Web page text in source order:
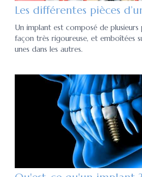
Les différentes pièces
Un implant est composé de plusieurs
façon très rigoureuse, et emboîtées
unes dans les autres.